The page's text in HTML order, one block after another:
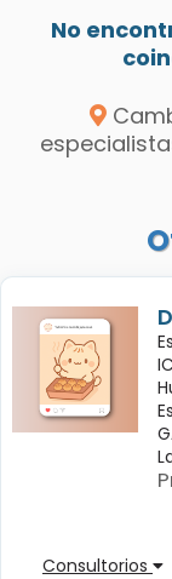
No
Consultorios